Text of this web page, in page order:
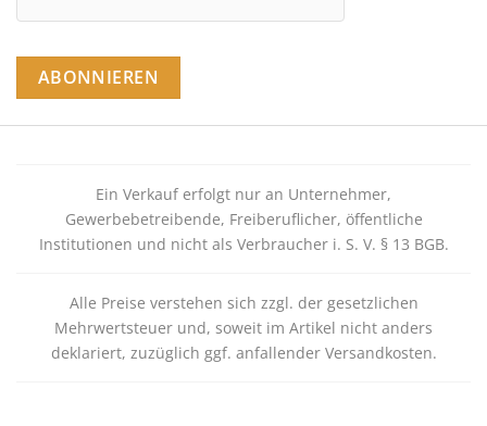
Ein Verkauf erfolgt nur an Unternehmer,
Gewerbebetreibende, Freiberuflicher, öffentliche
Institutionen und nicht als Verbraucher i. S. V. § 13 BGB.
Alle Preise verstehen sich zzgl. der gesetzlichen
Mehrwertsteuer und, soweit im Artikel nicht anders
deklariert, zuzüglich ggf. anfallender Versandkosten.